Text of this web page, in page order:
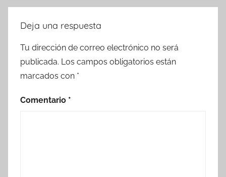
Deja una respuesta
Tu dirección de correo electrónico no será
publicada. Los campos obligatorios están
marcados con *
Comentario *